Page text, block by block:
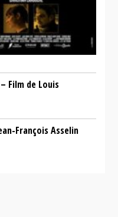
Film de Louis
François Asselin